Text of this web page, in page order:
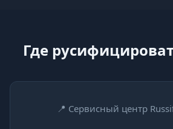
Где
📍 Сервисный центр